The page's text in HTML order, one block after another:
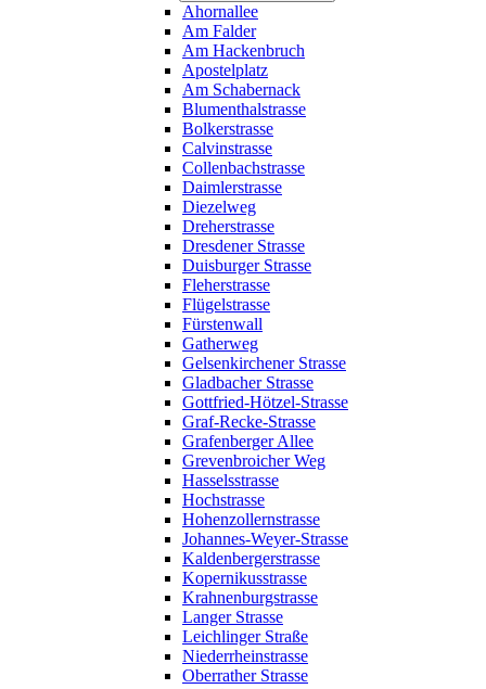
Ahornallee
Am Falder
Am Hackenbruch
Apostelplatz
Am Schabernack
Blumenthalstrasse
Bolkerstrasse
Calvinstrasse
Collenbachstrasse
Daimlerstrasse
Diezelweg
Dreherstrasse
Dresdener Strasse
Duisburger Strasse
Fleherstrasse
Flügelstrasse
Fürstenwall
Gatherweg
Gelsenkirchener Strasse
Gladbacher Strasse
Gottfried-Hötzel-Strasse
Graf-Recke-Strasse
Grafenberger Allee
Grevenbroicher Weg
Hasselsstrasse
Hochstrasse
Hohenzollernstrasse
Johannes-Weyer-Strasse
Kaldenbergerstrasse
Kopernikusstrasse
Krahnenburgstrasse
Langer Strasse
Leichlinger Straße
Niederrheinstrasse
Oberrather Strasse